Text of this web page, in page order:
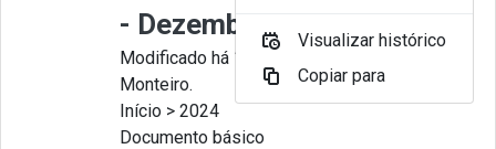
- Dezembro
Modificado há 11 Meses por Juliana
Monteiro.
Início > 2024
Documento básico
Visualizar histórico
Copiar para